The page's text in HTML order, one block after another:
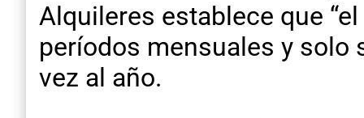
Alquileres establece que
períodos mensuales y solo
vez al año.